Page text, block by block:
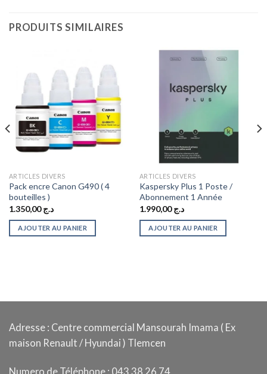
PRODUITS SIMILAIRES
ARTICLES DIVERS
Pack encre Canon G490 ( 4
bouteilles )
د.ج1.350,00
AJOUTER AU PANIER
ARTICLES DIVERS
Kaspersky Plus 1 Poste /
Abonnement 1 Année
د.ج1.990,00
AJOUTER AU PANIER
Adresse : Centre commercial Mansourah Imama ( Ex
maison Renault / Hyundai ) Tlemcen
Numero de Téléphone : 043 38 26 74